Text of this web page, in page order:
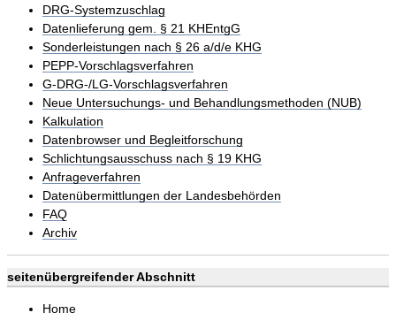
DRG-Systemzuschlag
Datenlieferung gem. § 21 KHEntgG
Sonderleistungen nach § 26 a/d/e KHG
PEPP-Vorschlagsverfahren
G-DRG-/LG-Vorschlagsverfahren
Neue Untersuchungs- und Behandlungsmethoden (NUB)
Kalkulation
Datenbrowser und Begleitforschung
Schlichtungsausschuss nach § 19 KHG
Anfrageverfahren
Datenübermittlungen der Landesbehörden
FAQ
Archiv
seitenübergreifender Abschnitt
Home